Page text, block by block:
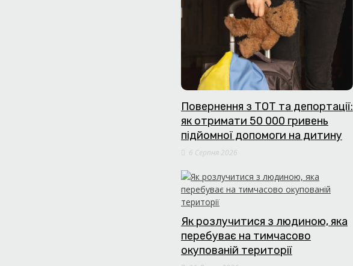
Повернення з ТОТ та депортації:
як отримати 50 000 гривень
підйомної допомоги на дитину
6 Серпня 2026
Як розлучитися з людиною, яка
перебуває на тимчасово
окупованій території